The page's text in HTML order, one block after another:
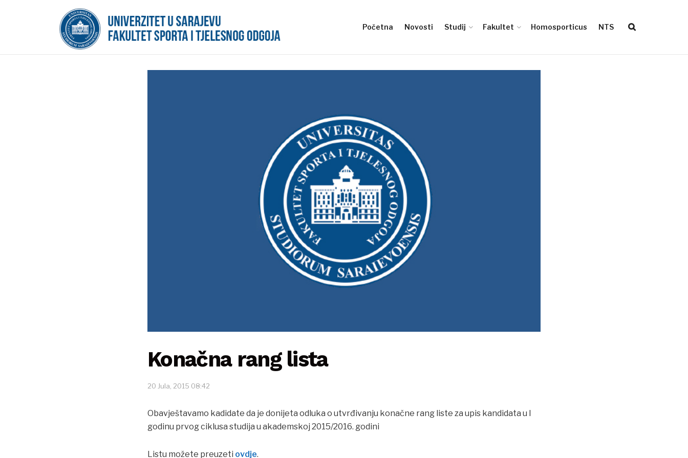
Početna Novosti Studij Fakultet Homosporticus NTS
Konačna rang lista
20 Jula, 2015 08:42
Obavještavamo kadidate da je donijeta odluka o utvrđivanju konačne rang liste za upis kandidata u I
godinu prvog ciklusa studija u akademskoj 2015/2016. godini
Listu možete preuzeti ovdje.